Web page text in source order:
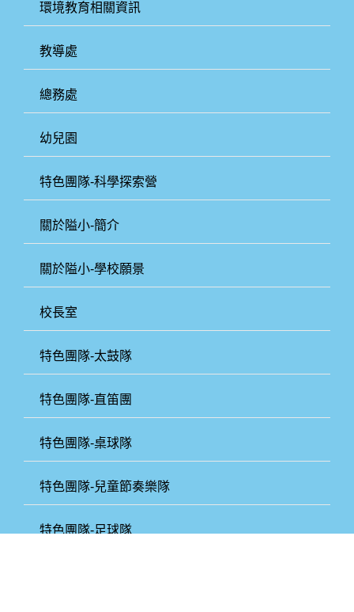
環境教育相關資訊
教導處
總務處
幼兒園
特色團隊-科學探索營
關於隘小-簡介
關於隘小-學校願景
校長室
特色團隊-太鼓隊
特色團隊-直笛團
特色團隊-桌球隊
特色團隊-兒童節奏樂隊
特色團隊-足球隊